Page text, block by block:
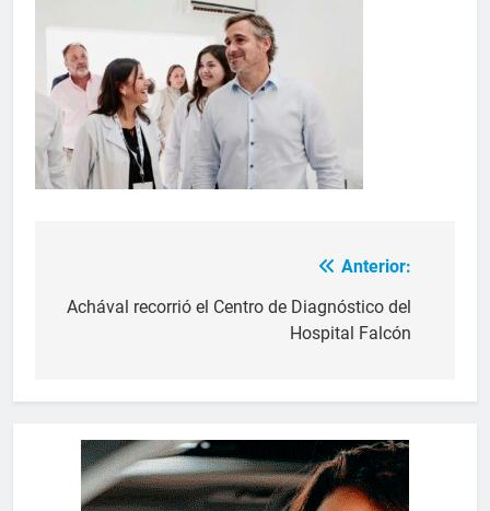
Anterior:
Achával recorrió el Centro de Diagnóstico del
Hospital Falcón